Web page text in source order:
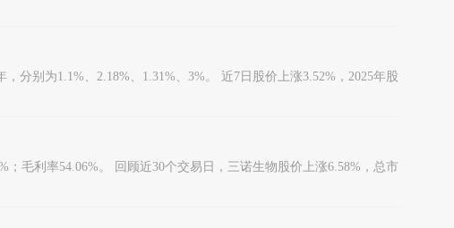
分别为1.1%、2.18%、1.31%、3%。 近7日股价上涨3.52%，2025年股
毛利率54.06%。 回顾近30个交易日，三诺生物股价上涨6.58%，总市